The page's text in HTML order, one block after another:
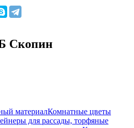
Скопин
материалКомнатные цветы
для рассады, торфяные